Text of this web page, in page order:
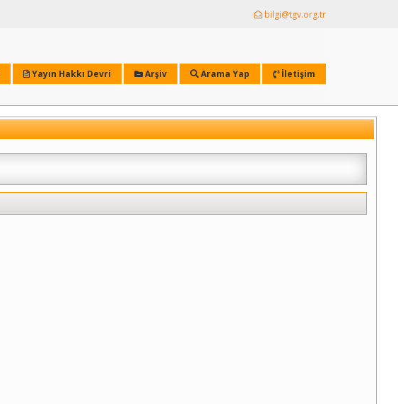
bilgi@tgv.org.tr
Yayın Hakkı Devri Arşiv Arama Yap İletişim